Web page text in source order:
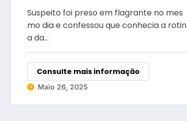
ônibus de Rio Verde
Suspeito foi preso em flagrante no mes
mo dia e confessou que conhecia a rotin
a da…
Consulte mais informação
Maio 26, 2025